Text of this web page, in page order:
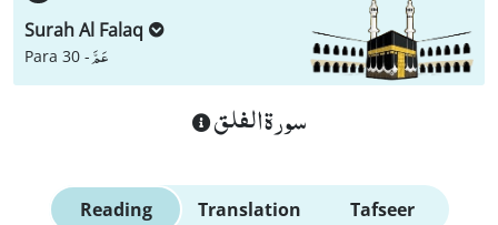
Surah Al Falaq
Para 30 -عَمَّ
سورة الفلق
Reading Translation Tafseer